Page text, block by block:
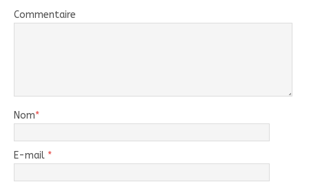
Commentaire
Nom*
E-mail *